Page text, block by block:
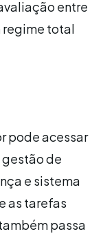
entre
regime total
pode acessar
de
e sistema
as tarefas
passa